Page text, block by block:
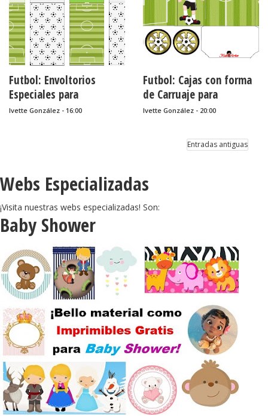
imprimibles,
recuerditos,
Soporte para Golosinas,
sorpresas,
souvenirs
Futbol: Envoltorios
Especiales para
Golosinas, para Imprimir
Ivette González - 16:00
Futbol: Cajas con forma
de Carruaje para
Imprimir Gratis.
Ivette González - 20:00
Entradas antiguas
Webs Especializadas
¡Visita nuestras webs especializadas! Son:
Baby Shower